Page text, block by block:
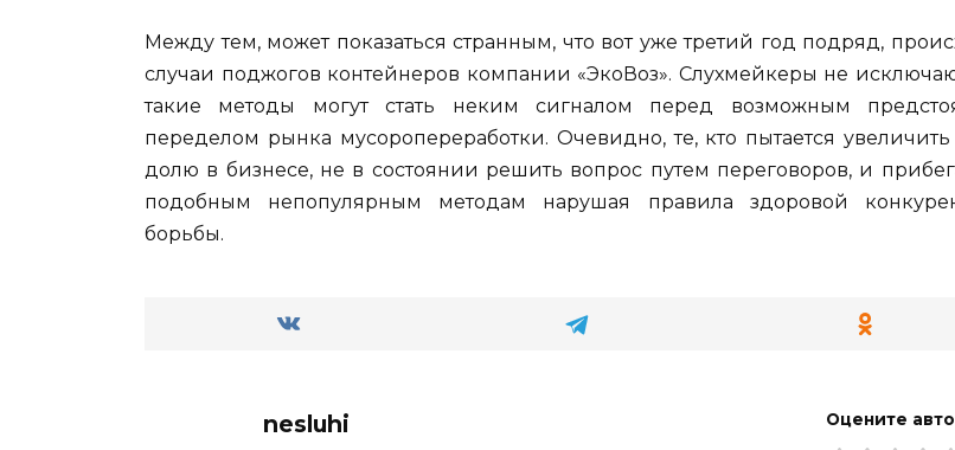
Между тем, может показаться странным, что вот уже третий год подряд,
случаи поджогов контейнеров компании «ЭкоВоз». Слухмейкеры не
такие методы могут стать неким сигналом перед возможным
переделом рынка мусоропереработки. Очевидно, те, кто пытается
долю в бизнесе, не в состоянии решить вопрос путем переговоров, и
подобным непопулярным методам нарушая правила здоровой
борьбы.
nesluhi Оцените